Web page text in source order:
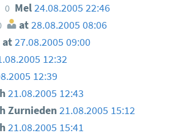
0 Mel24.08.2005 22:46
at28.08.2005 08:06
at27.08.2005 09:00
12:32
12:39
21.08.2005 12:43
Zurnieden21.08.2005 15:12
21.08.2005 15:41